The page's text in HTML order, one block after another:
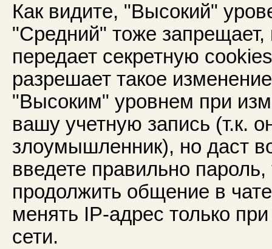
Как видите, "Высокий"
"Средний" тоже
передает секретную
разрешает такое
"Высоким" уровнем при
вашу учетную запись (т.к.
злоумышленник), но даст
введете правильно
продолжить общение в
менять IP-адрес только
сети.